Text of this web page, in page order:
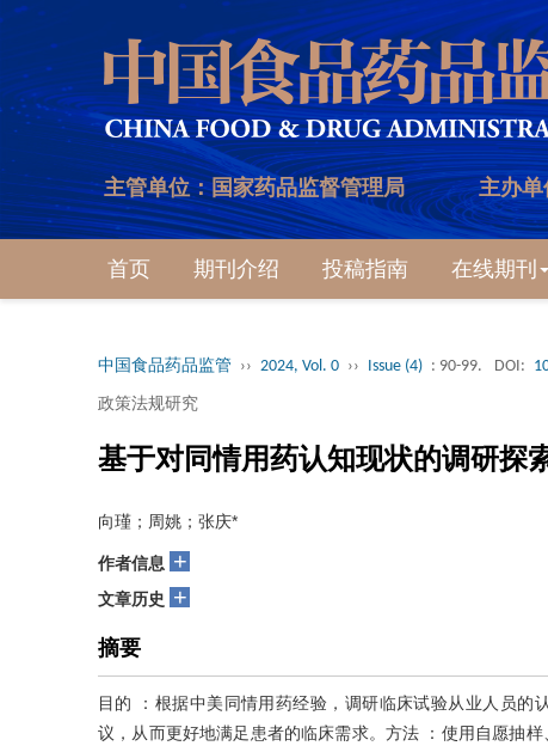
主管单位：国家药品监督管理局 主办
首页 期刊介绍 投稿指南 在线期刊
中国食品药品监管 ›› 2024, Vol. 0 ›› Issue (4) : 90-99. DOI:
政策法规研究
基于对同情用药认知现状的调研探
向瑾；周姚；张庆*
作者信息 +
文章历史 +
摘要
目的 ：根据中美同情用药经验，调研临床试验从业人员的
议，从而更好地满足患者的临床需求。方法 ：使用自愿抽